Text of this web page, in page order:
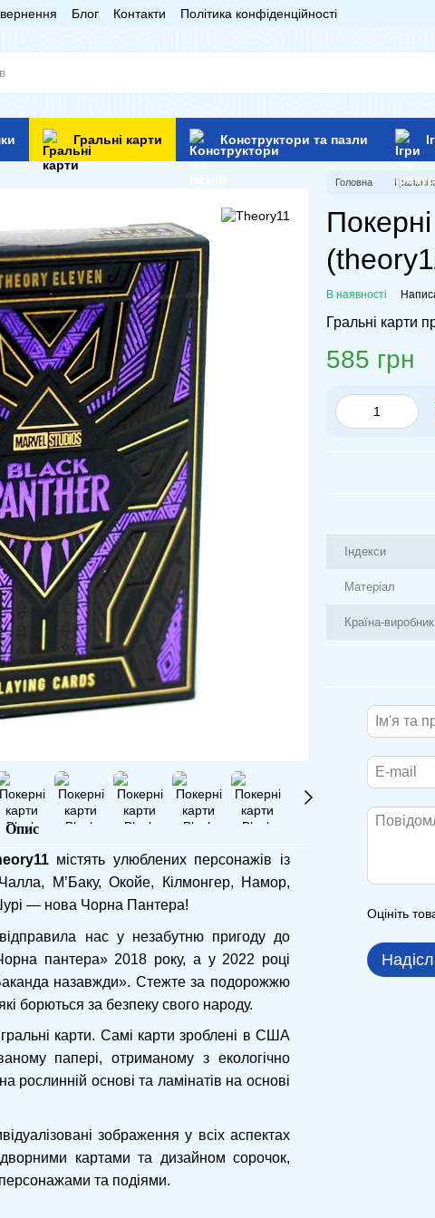
Блог Контакти Політика конфіденційності
Гральні карти Конструктори та пазли
Опис
містять улюблених персонажів із
М’Баку, Окойе, Кілмонгер, Намор,
— нова Чорна Пантера!
нас у незабутню пригоду до
пантера» 2018 року, а у 2022 році
назавжди». Стежте за подорожжю
борються за безпеку свого народу.
карти. Самі карти зроблені в США
папері, отриманому з екологічно
рослинній основі та ламінатів на основі
зображення у всіх аспектах
картами та дизайном сорочок,
та подіями.
Головна Гральні
В наявності
Гральні карти
585 грн
Індекси
Матеріал
Країна-виробник
Оцініть